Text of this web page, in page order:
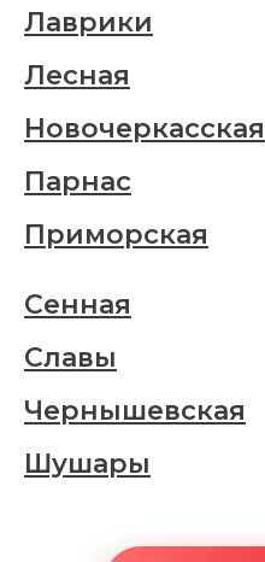
Лаврики
Лесная
Новочеркасская
Парнас
Приморская
Сенная
Славы
Чернышевская
Шушары